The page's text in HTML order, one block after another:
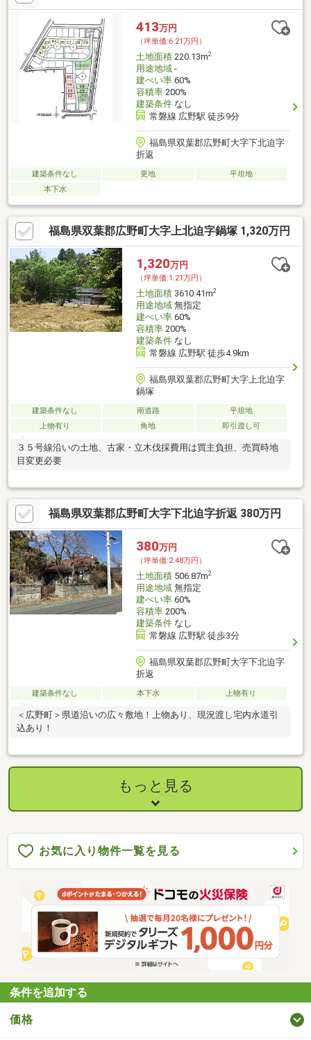
413万円
（坪単価:6.21万円）
土地面積220.13m2
用途地域-
建ぺい率60%
容積率200%
建築条件なし
常磐線 広野駅 徒歩9分
福島県双葉郡広野町大字下北迫字
折返
建築条件なし 更地
平坦地
本下水
福島県双葉郡広野町大字上北迫字鍋塚 1,320万円
1,320万円
（坪単価:1.21万円）
土地面積3610.41m2
用途地域無指定
建ぺい率60%
容積率200%
建築条件なし
常磐線 広野駅 徒歩4.9km
福島県双葉郡広野町大字上北迫字
鍋塚
建築条件なし 南道路
平坦地
上物有り
角地 即引渡し可
３５号線沿いの土地、古家・立木伐採費用は買主負担、売買時地
目変更必要
福島県双葉郡広野町大字下北迫字折返 380万円
380万円
（坪単価:2.48万円）
土地面積506.87m2
用途地域無指定
建ぺい率60%
容積率200%
建築条件なし
常磐線 広野駅 徒歩3分
福島県双葉郡広野町大字下北迫字
折返
建築条件なし 本下水 上物有り
＜広野町＞県道沿いの広々敷地！上物あり、現況渡し宅内水道引
込あり！
もっと見る
お気に入り物件一覧を見る
条件を追加する
価格